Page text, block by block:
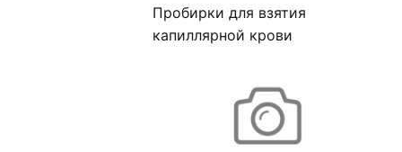
Пробирки для взятия
капиллярной крови